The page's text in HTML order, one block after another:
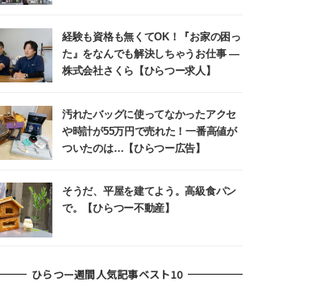
経験も資格も無くてOK！『お家の困っ
た』をなんでも解決しちゃうお仕事 ―
株式会社さくら【ひらつー求人】
汚れたバッグに使ってなかったアクセ
や時計が55万円で売れた！一番高値が
ついたのは…【ひらつー広告】
そうだ、平屋を建てよう。高級食パン
で。【ひらつー不動産】
ひらつー週間人気記事ベスト10